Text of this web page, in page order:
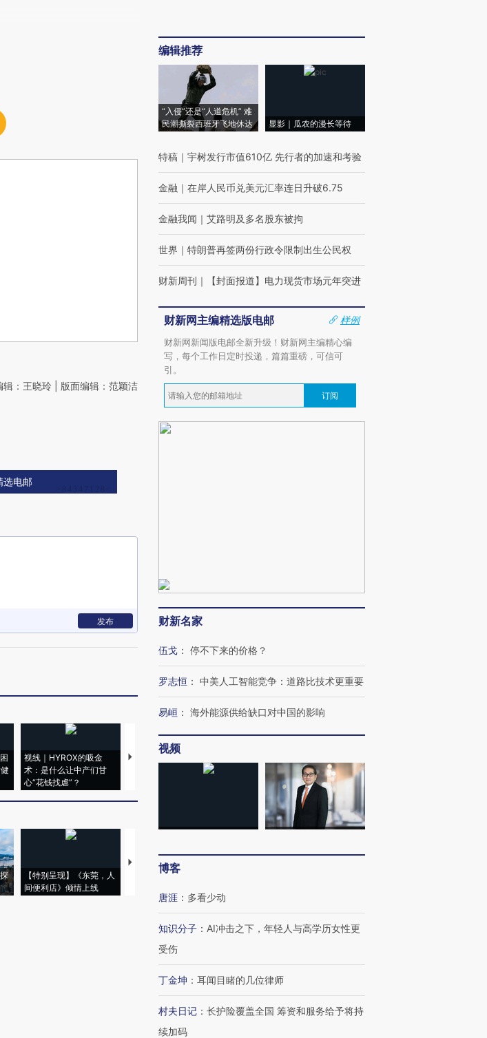
辑：王晓玲 | 版面编辑：范颖洁
选电邮
发布
视线｜HYROX的吸金
术：是什么让中产们甘
心“花钱找虐”？
马航飞行员跨国走私7万
粒摇头丸 尿检体内含3种
度Z世代 用街头抗争将教
育部长拱下台
机”？难民潮撕裂西班牙
飞地休达
【特别呈现】《东莞，人
间便利店》倾情上线
【推广】走进第四届链博
会，让数智科技“链”接产
编辑推荐
“入侵”还是“人道危机” 难
民潮撕裂西班牙飞地休达
显影｜瓜农的漫长等待
特稿 ｜ 宇树发行市值610亿 先行者的加速和考验
金融 ｜ 在岸人民币兑美元汇率连日升破6.75
金融我闻 ｜ 艾路明及多名股东被拘
世界 ｜ 特朗普再签两份行政令限制出生公民权
财新周刊 ｜ 【封面报道】电力现货市场元年突进
财新网主编精选版电邮
样例
财新网新闻版电邮全新升级！财新网主编精心编
写，每个工作日定时投递，篇篇重磅，可信可
引。
订阅
财新名家
伍戈 ： 停不下来的价格？
罗志恒 ： 中美人工智能竞争：道路比技术更重要
易峘 ： 海外能源供给缺口对中国的影响
视频
博客
唐涯 ： 多看少动
知识分子 ： AI冲击之下，年轻人与高学历女性更
受伤
丁金坤 ： 耳闻目睹的几位律师
村夫日记 ： 长护险覆盖全国 筹资和服务给予将持
续加码